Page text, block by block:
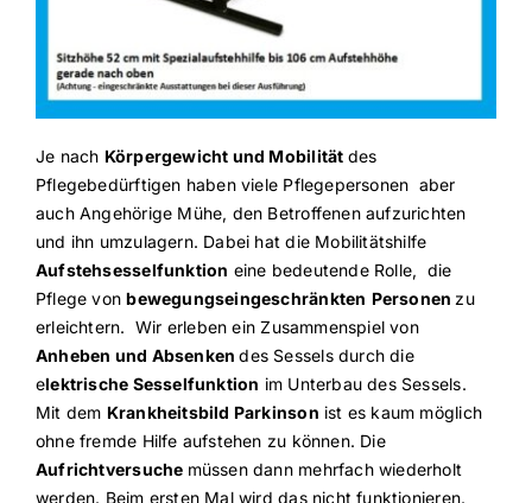
Je nach Körpergewicht und Mobilität des
Pflegebedürftigen haben viele Pflegepersonen aber
auch Angehörige Mühe, den Betroffenen aufzurichten
und ihn umzulagern. Dabei hat die Mobilitätshilfe
Aufstehsesselfunktion eine bedeutende Rolle, die
Pflege vonbewegungseingeschränkten Personen zu
erleichtern. Wir erleben ein Zusammenspiel von
Anheben und Absenkendes Sessels durch die
elektrische Sesselfunktion im Unterbau des Sessels.
Mit dem Krankheitsbild Parkinson ist es kaum möglich
ohne fremde Hilfe aufstehen zu können. Die
Aufrichtversuche müssen dann mehrfach wiederholt
werden. Beim ersten Mal wird das nicht funktionieren.